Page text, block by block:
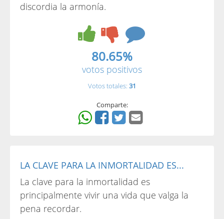
discordia la armonía.
80.65%
votos positivos
Votos totales: 31
Comparte:
LA CLAVE PARA LA INMORTALIDAD ES...
La clave para la inmortalidad es
principalmente vivir una vida que valga la
pena recordar.